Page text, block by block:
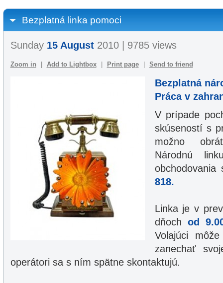
Bezplatná linka pomoci
Sunday 15 August2010 | 9785 views
Zoom in Add to Lightbox Print page Send to friend
Bezplatná
Práca v
V prípade
skúseností s
možno
Národnú
818.
Linka je v
dňoch od
Volajúci
zanechať
operátori sa s ním spätne skontaktujú.